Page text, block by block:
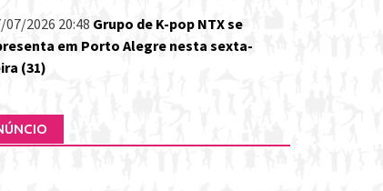
07/2026 20:48 Grupo de K-pop NTX se
em Porto Alegre nesta sexta-
(31)